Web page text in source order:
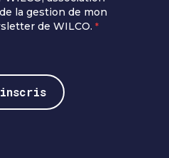
la gestion de mon
de WILCO. *